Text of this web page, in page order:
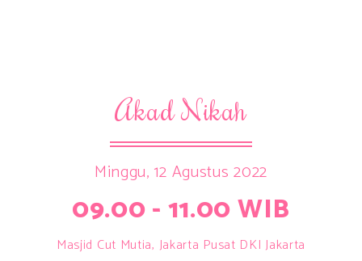
Akad Nikah
Minggu, 12 Agustus 2022
09.00 - 11.00 WIB
Masjid Cut Mutia, Jakarta Pusat DKI Jakarta